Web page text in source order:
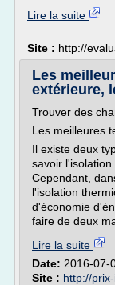
Lire la suite
Site : http://
Les
extérieure,
Trouver des
Les meilleures
Il existe deux
savoir l'isolation
Cependant,
l'isolation
d'économie
faire de deux
Lire la suite
Date: 2016-07-
Site : http://